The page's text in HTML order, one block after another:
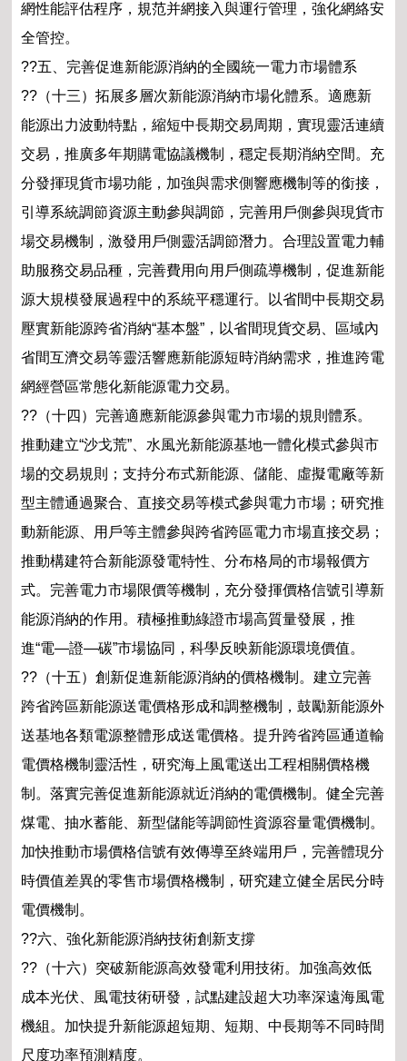
網性能評估程序，規范并網接入與運行管理，強化網絡安
全管控。
??五、完善促進新能源消納的全國統一電力市場體系
??（十三）拓展多層次新能源消納市場化體系。適應新
能源出力波動特點，縮短中長期交易周期，實現靈活連續
交易，推廣多年期購電協議機制，穩定長期消納空間。充
分發揮現貨市場功能，加強與需求側響應機制等的銜接，
引導系統調節資源主動參與調節，完善用戶側參與現貨市
場交易機制，激發用戶側靈活調節潛力。合理設置電力輔
助服務交易品種，完善費用向用戶側疏導機制，促進新能
源大規模發展過程中的系統平穩運行。以省間中長期交易
壓實新能源跨省消納“基本盤”，以省間現貨交易、區域內
省間互濟交易等靈活響應新能源短時消納需求，推進跨電
網經營區常態化新能源電力交易。
??（十四）完善適應新能源參與電力市場的規則體系。
推動建立“沙戈荒”、水風光新能源基地一體化模式參與市
場的交易規則；支持分布式新能源、儲能、虛擬電廠等新
型主體通過聚合、直接交易等模式參與電力市場；研究推
動新能源、用戶等主體參與跨省跨區電力市場直接交易；
推動構建符合新能源發電特性、分布格局的市場報價方
式。完善電力市場限價等機制，充分發揮價格信號引導新
能源消納的作用。積極推動綠證市場高質量發展，推
進“電—證—碳”市場協同，科學反映新能源環境價值。
??（十五）創新促進新能源消納的價格機制。建立完善
跨省跨區新能源送電價格形成和調整機制，鼓勵新能源外
送基地各類電源整體形成送電價格。提升跨省跨區通道輸
電價格機制靈活性，研究海上風電送出工程相關價格機
制。落實完善促進新能源就近消納的電價機制。健全完善
煤電、抽水蓄能、新型儲能等調節性資源容量電價機制。
加快推動市場價格信號有效傳導至終端用戶，完善體現分
時價值差異的零售市場價格機制，研究建立健全居民分時
電價機制。
??六、強化新能源消納技術創新支撐
??（十六）突破新能源高效發電利用技術。加強高效低
成本光伏、風電技術研發，試點建設超大功率深遠海風電
機組。加快提升新能源超短期、短期、中長期等不同時間
尺度功率預測精度。